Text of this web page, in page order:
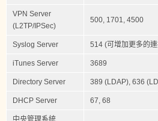
VPN Server
(L2TP/IPSec)
500, 1701, 4500
Syslog Server 514 (可增加更多的
iTunes Server 3689
Directory Server 389 (LDAP), 636
DHCP Server 67, 68
中央管理系統